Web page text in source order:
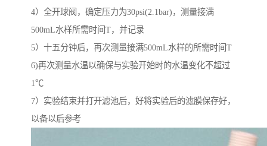
4）全开球阀，确定压力为30psi(2.1bar)，测量接满
500mL水样所需时间T，并记录
5）十五分钟后，再次测量接满500mL水样的所需时间T
6)再次测量水温以确保与实验开始时的水温变化不超过
1℃
7）实验结束并打开滤池后，好将实验后的滤膜保存好，
以备以后参考